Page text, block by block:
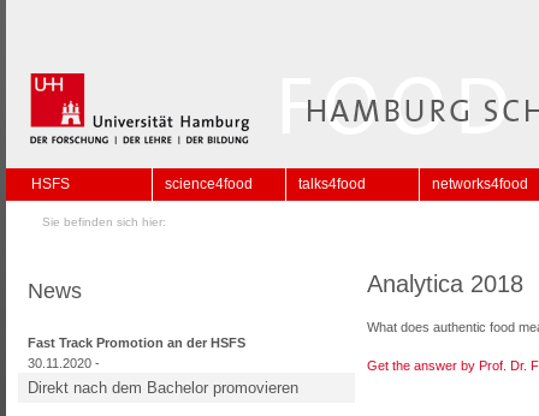
HSFS science4food talks4food networks4food
Sie befinden sich hier:
News
Fast Track Promotion an der HSFS
30.11.2020 -
Direkt nach dem Bachelor promovieren
Analytica 2018
What does authentic food
Get the answer by Prof. Dr.